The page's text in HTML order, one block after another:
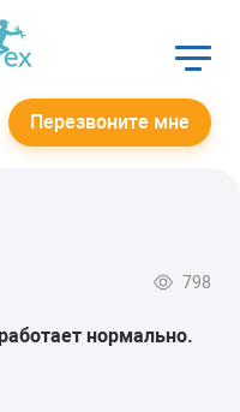
Перезвоните мне
798
нормально.